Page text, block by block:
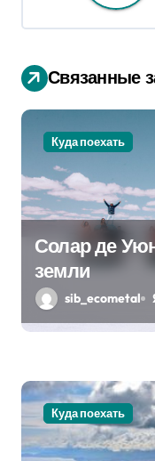
ц
и
я
п
о
з
а
п
и
я
м
Связанные
Куда поехать
Солар де
земли
sib_ecometal
Куда поехать